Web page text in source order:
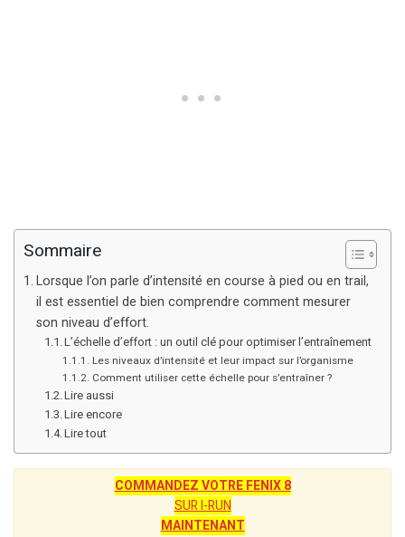
Sommaire
Lorsque l’on parle d’intensité en course à pied ou en trail,
il est essentiel de bien comprendre comment mesurer
son niveau d’effort.
L’échelle d’effort : un outil clé pour optimiser l’entraînement
Les niveaux d’intensité et leur impact sur l’organisme
Comment utiliser cette échelle pour s’entraîner ?
Lire aussi
Lire encore
Lire tout
COMMANDEZ VOTRE FENIX 8
SUR I-RUN
MAINTENANT